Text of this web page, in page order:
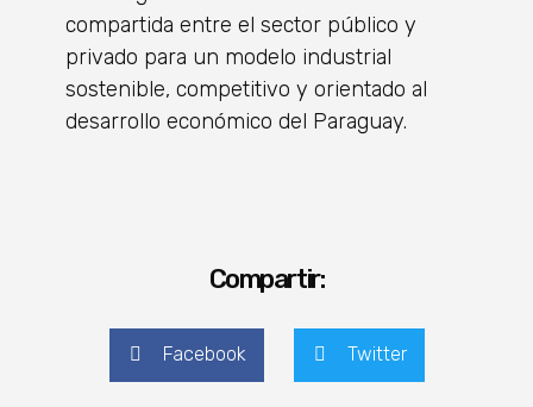
compartida entre el sector público y
privado para un modelo industrial
sostenible, competitivo y orientado al
desarrollo económico del Paraguay.
Compartir:
Facebook Twitter